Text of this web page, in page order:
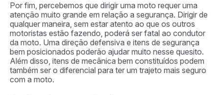
Por fim, percebemos que dirigir uma moto requer uma
atenção muito grande em relação a segurança. Dirigir de
qualquer maneira, sem estar atento ao que os outros
motoristas estão fazendo, poderá ser fatal ao condutor
da moto. Uma direção defensiva e itens de segurança
bem posicionados poderão ajudar muito nesse quesito.
Além disso, itens de mecânica bem constituídos podem
também ser o diferencial para ter um trajeto mais seguro
com a moto.